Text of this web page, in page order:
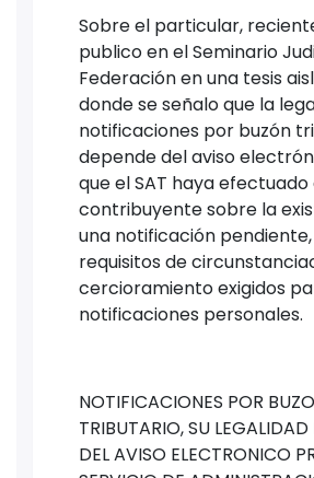
Sobre el particular,
publico en el Seminario
Federación en una tesis
donde se señalo que la
notificaciones por buzón
depende del aviso
que el SAT haya efectuado
contribuyente sobre la
una notificación pendiente,
requisitos de
cercioramiento exigidos
notificaciones personales.
NOTIFICACIONES POR BUZO
TRIBUTARIO, SU LEGALIDAD
DEL AVISO ELECTRONICO